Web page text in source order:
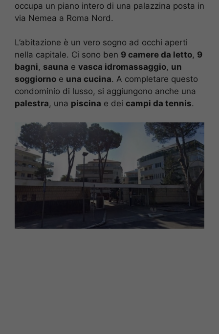
occupa un piano intero di una palazzina posta in
via Nemea a Roma Nord.
L’abitazione è un vero sogno ad occhi aperti
nella capitale. Ci sono ben 9 camere da letto, 9
bagni, sauna e vasca idromassaggio, un
soggiorno e una cucina. A completare questo
condominio di lusso, si aggiungono anche una
palestra, una piscina e dei campi da tennis.